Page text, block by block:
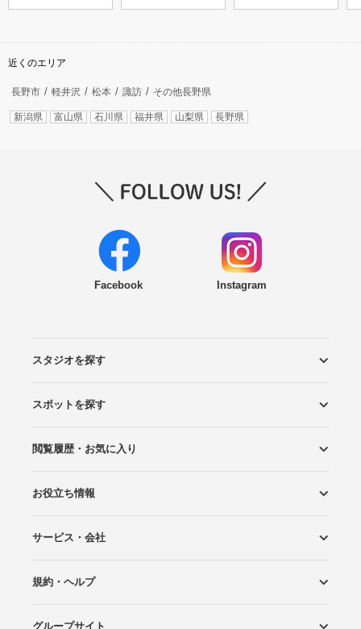
近くのエリア
長野市 軽井沢 松本 諏訪 その他長野県
新潟県 富山県 石川県 福井県 山梨県 長野県
Facebook Instagram
スタジオを探す
エリアから探す
こだわりから探す
NEW PHOTO STYLE
プランから探す
フォトタイプ診断
フォトグラファーから探す
国内リゾートから探す
スポットを探す
ロケーションから探す
スタジオから探す
閲覧履歴・お気に入り
閲覧スタジオ
お気に入り
お役立ち情報
Wedding Photo マガジン
はじめてガイド
サービス・会社
Photoraitとは
スタジオの掲載について
お問い合わせ
運営会社
サイトマップ
規約・ヘルプ
プライバシーポリシー
利用規約
ヘルプ
グループサイト